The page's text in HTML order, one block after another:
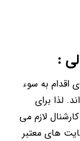
:
اقدام به سوء
لذا برای
لازم می
های معتبر